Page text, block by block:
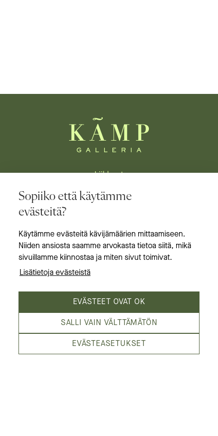
Sopiiko että käytämme
evästeitä?
Käytämme evästeitä kävijämäärien mittaamiseen.
Niiden ansiosta saamme arvokasta tietoa siitä, mikä
sivuillamme kiinnostaa ja miten sivut toimivat.
Lisätietoja evästeistä
EVÄSTEET OVAT OK
SALLI VAIN VÄLTTÄMÄTÖN
EVÄSTEASETUKSET
Liikkeet
Ravintolat
Aukioloajat
Tietoa meistä
Kämp Galleria on Helsingin laadukkain
kauppakeskus,